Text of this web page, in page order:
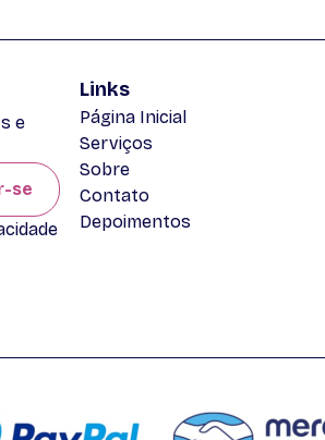
e
se
Links
Página Inicial
Serviços
Sobre
Contato
Depoimentos